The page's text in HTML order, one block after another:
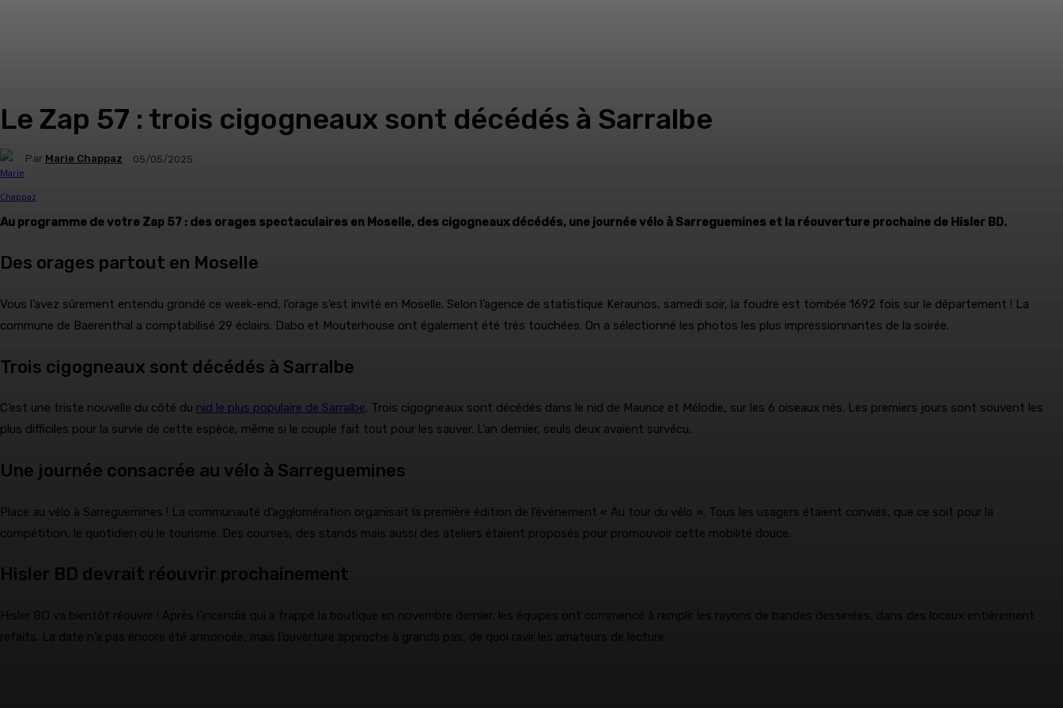
Le Zap 57 : trois cigogneaux sont décédés à Sarralbe
Par Marie Chappaz 05/05/2025
Au programme de votre Zap 57 : des orages spectaculaires en Moselle, des cigogneaux décédés, une journée vélo à Sarreguemines et la réouverture prochaine de Hisler BD.
Des orages partout en Moselle
Vous l’avez sûrement entendu grondé ce week-end, l’orage s’est invité en Moselle. Selon l’agence de statistique Keraunos, samedi soir, la foudre est tombée 1692 fois sur le département ! La
commune de Baerenthal a comptabilisé 29 éclairs. Dabo et Mouterhouse ont également été très touchées. On a sélectionné les photos les plus impressionnantes de la soirée.
Trois cigogneaux sont décédés à Sarralbe
C’est une triste nouvelle du côté du nid le plus populaire de Sarralbe. Trois cigogneaux sont décédés dans le nid de Maurice et Mélodie, sur les 6 oiseaux nés. Les premiers jours sont souvent les
plus difficiles pour la survie de cette espèce, même si le couple fait tout pour les sauver. L’an dernier, seuls deux avaient survécu.
Une journée consacrée au vélo à Sarreguemines
Place au vélo à Sarreguemines ! La communauté d’agglomération organisait la première édition de l’événement « Au tour du vélo ». Tous les usagers étaient conviés, que ce soit pour la
compétition, le quotidien ou le tourisme. Des courses, des stands mais aussi des ateliers étaient proposés pour promouvoir cette mobilité douce.
Hisler BD devrait réouvrir prochainement
Hisler BD va bientôt réouvrir ! Après l’incendie qui a frappé la boutique en novembre dernier, les équipes ont commencé à remplir les rayons de bandes dessinées, dans des locaux entièrement
refaits. La date n’a pas encore été annoncée, mais l’ouverture approche à grands pas, de quoi ravir les amateurs de lecture.